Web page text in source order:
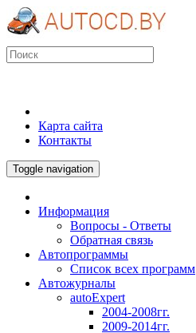
Карта сайта
Контакты
Toggle navigation
Информация
Вопросы - Ответы
Обратная связь
Автопрограммы
Список всех программ
Автожурналы
autoExpert
2004-2008гг.
2009-2014гг.